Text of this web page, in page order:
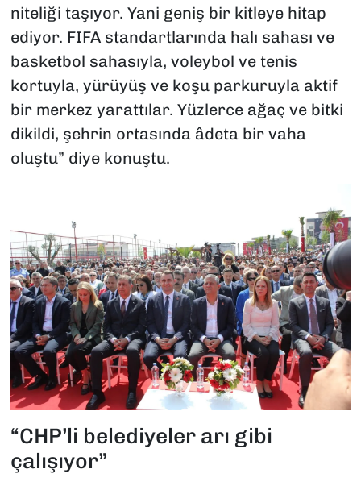
niteliği taşıyor. Yani geniş bir kitleye hitap
ediyor. FIFA standartlarında halı sahası ve
basketbol sahasıyla, voleybol ve tenis
kortuyla, yürüyüş ve koşu parkuruyla aktif
bir merkez yarattılar. Yüzlerce ağaç ve bitki
dikildi, şehrin ortasında âdeta bir vaha
oluştu” diye konuştu.
“CHP’li belediyeler arı gibi
çalışıyor”